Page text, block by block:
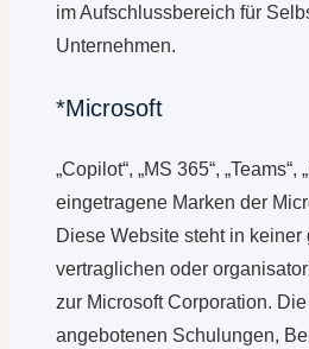
im Aufschlussbereich für
Unternehmen.
*Microsoft
„Copilot“, „MS 365“, „Teams“,
eingetragene Marken der
Diese Website steht in keiner
vertraglichen oder
zur Microsoft Corporation.
angebotenen Schulungen,